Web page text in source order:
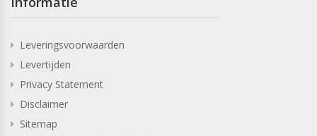
Leveringsvoorwaarden
Levertijden
Privacy Statement
Disclaimer
Sitemap